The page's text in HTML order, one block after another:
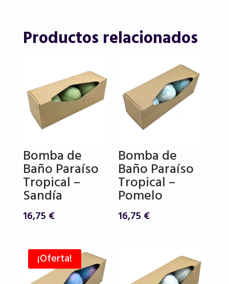
Productos relacionados
Bomba de
Baño Paraíso
Tropical –
Sandía
16,75 €
Bomba de
Baño Paraíso
Tropical –
Pomelo
16,75 €
¡Oferta!